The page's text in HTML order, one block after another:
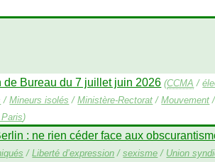
Bureau du 7 juillet juin 2026 (CCMA /
/Mineurs isolés /Ministère-Rectorat /Mouvement /
Paris)
: ne rien céder face aux
/Liberté d’expression /sexisme / Union